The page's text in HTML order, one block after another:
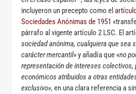
incluyeron un precepto como el
Sociedades Anónimas de 1951
párrafo al vigente artículo 2 LSC. El
sociedad anónima, cualquiera que sea
carácter mercantil» y añadía que«no
representación de intereses
económicos atribuidos a otras
exclusivo»,en una clara referencia a